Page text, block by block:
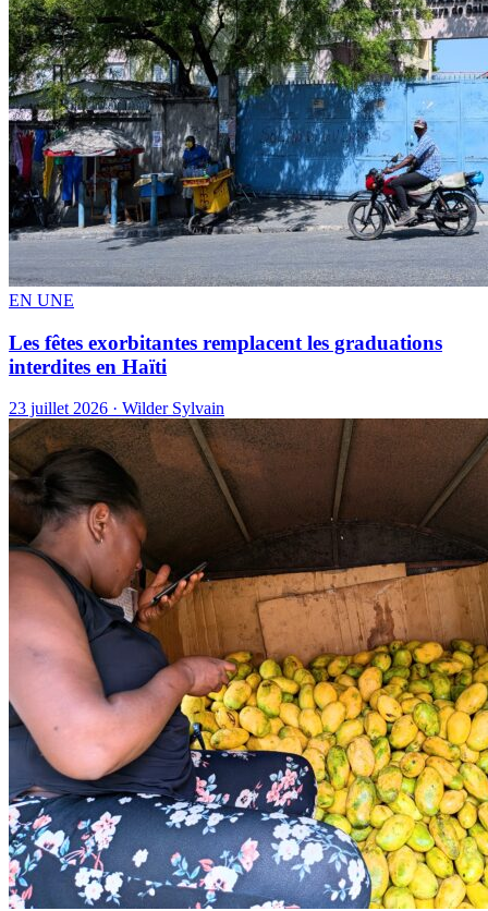
EN UNE
Les fêtes exorbitantes remplacent les graduations
interdites en Haïti
23 juillet 2026 · Wilder Sylvain